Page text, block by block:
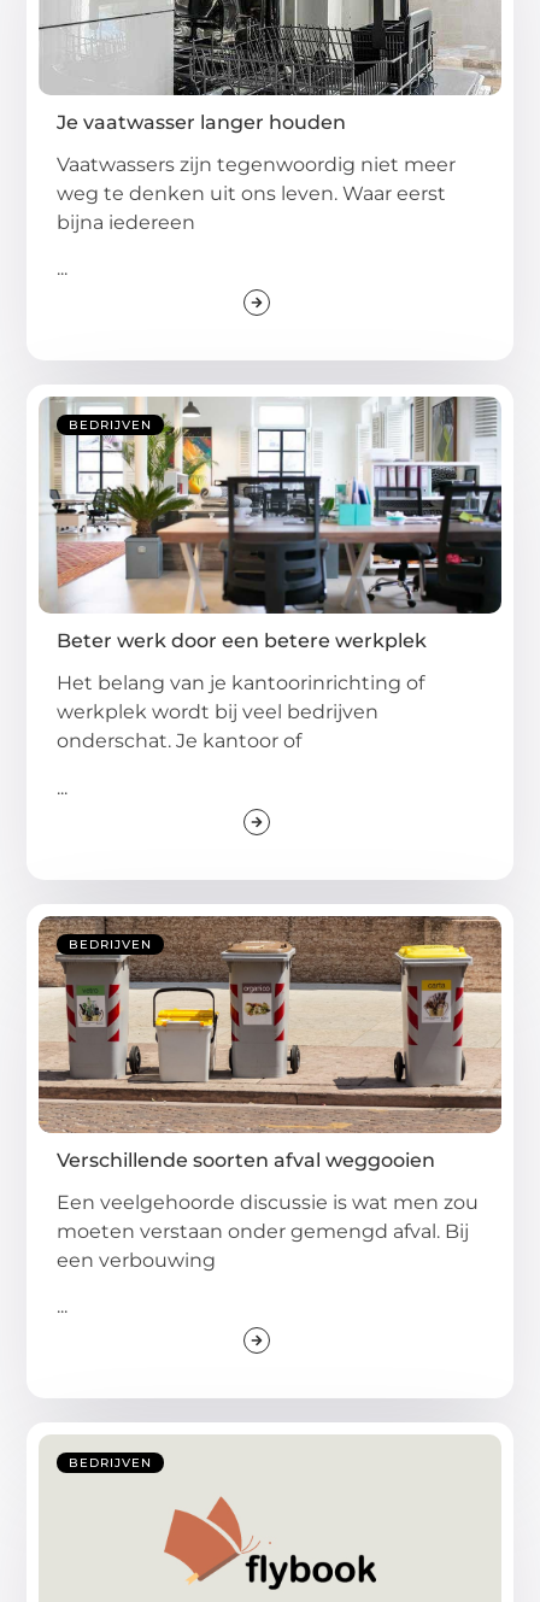
Je vaatwasser langer houden
Vaatwassers zijn tegenwoordig niet meer
weg te denken uit ons leven. Waar eerst
bijna iedereen
...
BEDRIJVEN
Beter werk door een betere werkplek
Het belang van je kantoorinrichting of
werkplek wordt bij veel bedrijven
onderschat. Je kantoor of
...
BEDRIJVEN
Verschillende soorten afval weggooien
Een veelgehoorde discussie is wat men zou
moeten verstaan onder gemengd afval. Bij
een verbouwing
...
BEDRIJVEN